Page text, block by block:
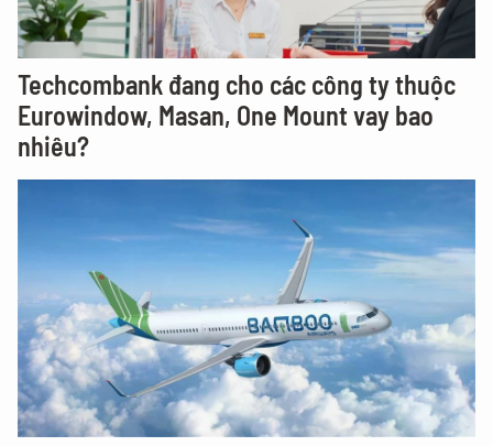
Techcombank đang cho các công ty thuộc
Eurowindow, Masan, One Mount vay bao
nhiêu?